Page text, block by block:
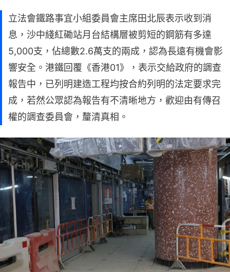
立法會鐵路事宜小組委員會主席田北辰表示收到消
息，沙中綫紅磡站月台結構層被剪短的鋼筋有多達
5,000支，佔總數2.6萬支的兩成，認為長遠有機會影
響安全。港鐵回覆《香港01》，表示交給政府的調查
報告中，已列明建造工程均按合約列明的法定要求完
成，若然公眾認為報告有不清晰地方，歡迎由有傳召
權的調查委員會，釐清真相。